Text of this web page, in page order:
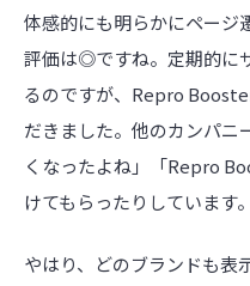
ベルシオラ 公式オ
ンラインストア
モバ
PC
体感的にも明らかにページ
評価は◎ですね。定期的に
るのですが、Repro
だきました。他のカンパニ
くなったよね」「Repro
けてもらったりしています。
やはり、どのブランドも表